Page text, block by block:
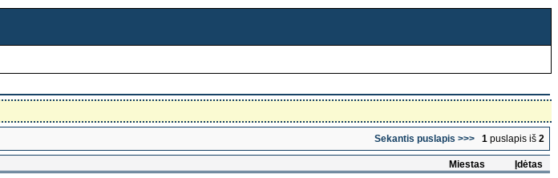
Sekantis puslapis >>> 1 puslapis iš 2
Miestas Įdėtas